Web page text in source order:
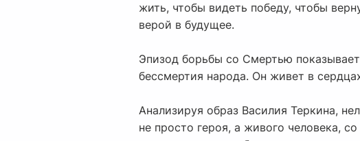
жить, чтобы видеть победу, чтобы
верой в будущее.
Эпизод борьбы со Смертью
бессмертия народа. Он живет в
Анализируя образ Василия Теркина,
не просто героя, а живого человека,